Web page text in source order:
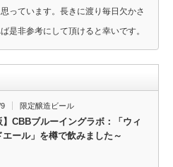
っています。長きに渡り毎日欠かさ
是非参考にして頂けると幸いです。
限定醸造ビール
】CBBブルーイングラボ：「ウィ
エール」を樽で飲みました～